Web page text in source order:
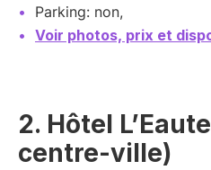
Parking: non,
Voir photos, prix et
2. Hôtel
centre-ville)